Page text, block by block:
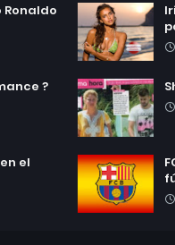
Ronaldo
?
el